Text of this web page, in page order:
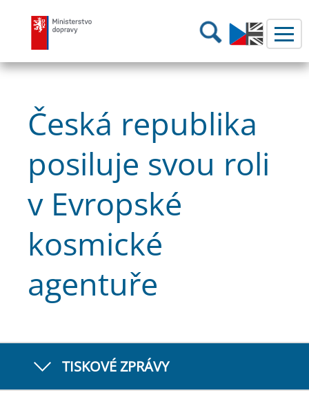
Ministerstvo dopravy Hledání
Česká republika
posiluje svou roli
v Evropské
kosmické
agentuře
TISKOVÉ ZPRÁVY